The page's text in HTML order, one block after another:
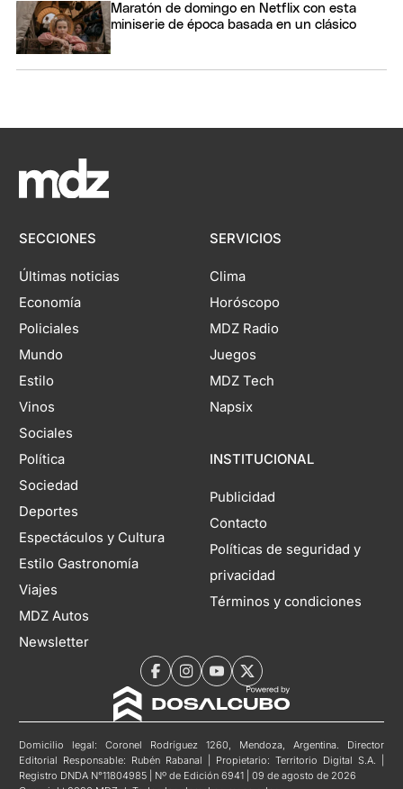
Maratón de domingo en Netflix con esta
miniserie de época basada en un clásico
SECCIONES
Últimas noticias
Economía
Policiales
Mundo
Estilo
Vinos
Sociales
Política
Sociedad
Deportes
Espectáculos y Cultura
Estilo Gastronomía
Viajes
MDZ Autos
Newsletter
SERVICIOS
Clima
Horóscopo
MDZ Radio
Juegos
MDZ Tech
Napsix
INSTITUCIONAL
Publicidad
Contacto
Políticas de seguridad y
privacidad
Términos y condiciones
Domicilio legal: Coronel Rodríguez 1260, Mendoza, Argentina. Director
Editorial Responsable: Rubén Rabanal | Propietario: Territorio Digital S.A. |
Registro DNDA N°11804985 | Nº de Edición 6941 | 09 de agosto de 2026